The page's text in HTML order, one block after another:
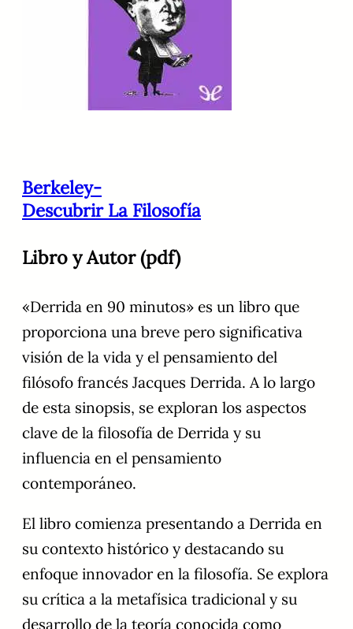
Berkeley-
Descubrir La Filosofía
Libro y Autor (pdf)
«Derrida en 90 minutos» es un libro que
proporciona una breve pero significativa
visión de la vida y el pensamiento del
filósofo francés Jacques Derrida. A lo largo
de esta sinopsis, se exploran los aspectos
clave de la filosofía de Derrida y su
influencia en el pensamiento
contemporáneo.
El libro comienza presentando a Derrida en
su contexto histórico y destacando su
enfoque innovador en la filosofía. Se explora
su crítica a la metafísica tradicional y su
desarrollo de la teoría conocida como